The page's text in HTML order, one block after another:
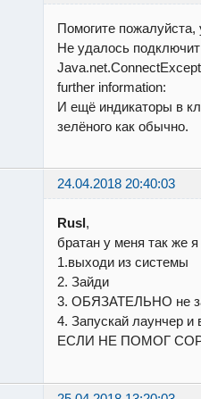
Помогите
Не удалось
further information:
И ещё индикаторы в
зелёного как обычно.
24.04.2018 20:40:03
Rusl,
братан у меня так же
1.выходи из системы
2. Зайди
3. ОБЯЗАТЕЛЬНО не
4. Запускай лаунчер и
ЕСЛИ НЕ ПОМОГ